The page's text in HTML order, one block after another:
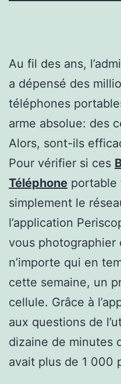
Au fil des ans,
a dépensé des
téléphones
arme absolue: des
Alors, sont-ils
Pour vérifier si ces
Téléphone portable
simplement le
l’application
vous photographier
n’importe qui en
cette semaine, un
cellule. Grâce à
aux questions de
dizaine de minutes
avait plus de 1 000